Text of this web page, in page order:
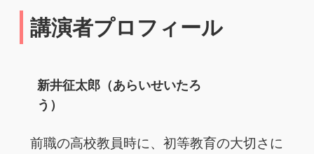
講演者プロフィール
新井征太郎（あらいせいたろ
う）
前職の高校教員時に、初等教育の大切さに